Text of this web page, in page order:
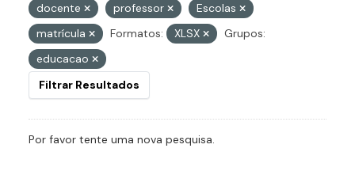
docente
professor
Escolas
matrícula
Formatos: XLSX
Grupos:
educacao
Filtrar Resultados
Por favor tente uma nova pesquisa.